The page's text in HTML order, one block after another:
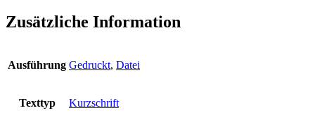
Zusätzliche Information
Ausführung Gedruckt, Datei
Texttyp Kurzschrift